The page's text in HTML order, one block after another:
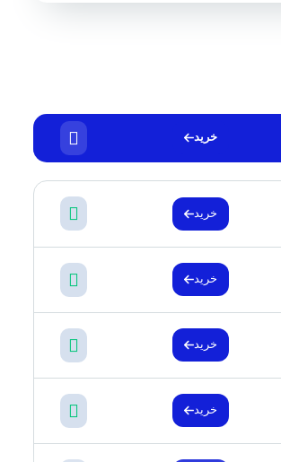
خرید
خرید
خرید
خرید
خرید